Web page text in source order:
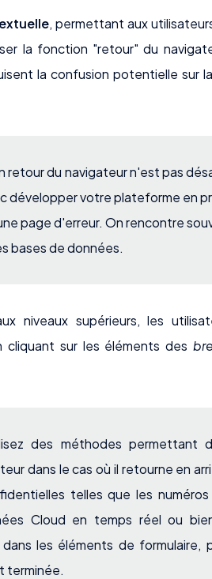
, permettant aux
la fonction "retour" du
la confusion potentielle sur
retour du navigateur n'est pas
développer votre plateforme en
page d'erreur. On rencontre
bases de données.
niveaux supérieurs, les
cliquant sur les éléments des
des méthodes permettant
dans le cas où il retourne en
telles que les
Cloud en temps réel ou
les éléments de formulaire,
terminée.